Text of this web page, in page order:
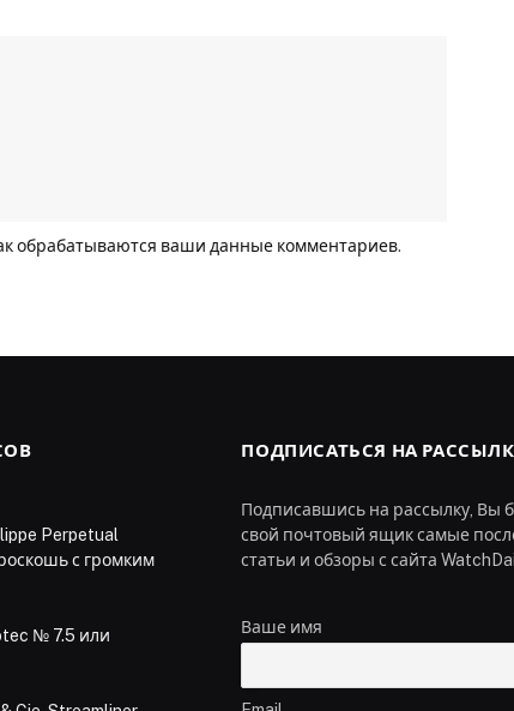
обрабатываются ваши данные комментариев.
Perpetual
с громким
№ 7.5 или
ПОДПИСАТЬСЯ НА
Подписавшись на рассылку, Вы
свой почтовый ящик самые
статьи и обзоры с сайта
Ваше имя